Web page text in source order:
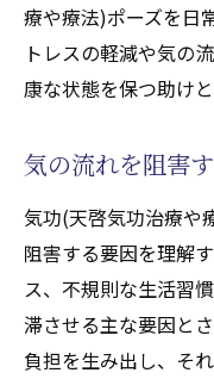
療や療法)ポーズを日
トレスの軽減や気の
康な状態を保つ助けと
気の流れを阻害
気功(天啓気功治療や
阻害する要因を理解
ス、不規則な生活習
滞させる主な要因と
負担を生み出し、そ